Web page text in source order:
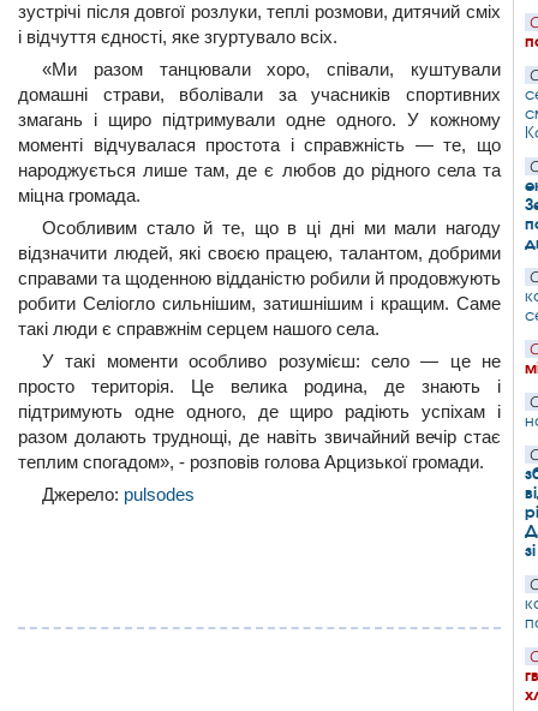
зустрічі після довгої розлуки, теплі розмови, дитячий сміх
і відчуття єдності, яке згуртувало всіх.
«Ми разом танцювали хоро, співали, куштували
домашні страви, вболівали за учасників спортивних
змагань і щиро підтримували одне одного. У кожному
моменті відчувалася простота і справжність — те, що
народжується лише там, де є любов до рідного села та
міцна громада.
Особливим стало й те, що в ці дні ми мали нагоду
відзначити людей, які своєю працею, талантом, добрими
справами та щоденною відданістю робили й продовжують
робити Селіогло сильнішим, затишнішим і кращим. Саме
такі люди є справжнім серцем нашого села.
У такі моменти особливо розумієш: село — це не
просто територія. Це велика родина, де знають і
підтримують одне одного, де щиро радіють успіхам і
разом долають труднощі, де навіть звичайний вечір стає
теплим спогадом», - розповів голова Арцизької громади.
Джерело: pulsodes